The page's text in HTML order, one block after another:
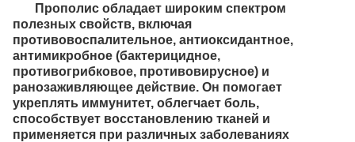
Прополис обладает широким спектром
полезных свойств, включая
противовоспалительное, антиоксидантное,
антимикробное (бактерицидное,
противогрибковое, противовирусное) и
ранозаживляющее действие. Он помогает
укреплять иммунитет, облегчает боль,
способствует восстановлению тканей и
применяется при различных заболеваниях